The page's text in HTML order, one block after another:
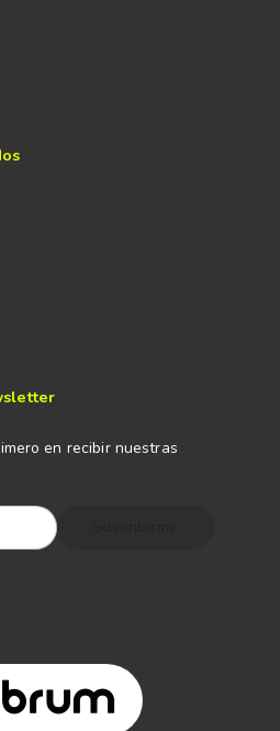
en recibir nuestras